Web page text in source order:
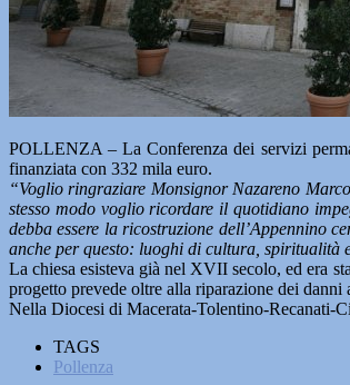
POLLENZA – La Conferenza dei servizi
finanziata con 332 mila euro.
“Voglio ringraziare Monsignor Nazareno
stesso modo voglio ricordare il quotidiano
debba essere la ricostruzione dell’Appennino
anche per questo: luoghi di cultura, spiritualità
La chiesa esisteva già nel XVII secolo, ed era
progetto prevede oltre alla riparazione dei
Nella Diocesi di Macerata-Tolentino-Recanati-
TAGS
Pollenza